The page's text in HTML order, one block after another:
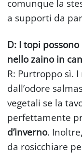
comunque la
a supporti da
D: I topi
nello zaino in
R: Purtroppo sì.
dall’odore
vegetali se la
perfettamente
d’inverno.
da rosicchiare